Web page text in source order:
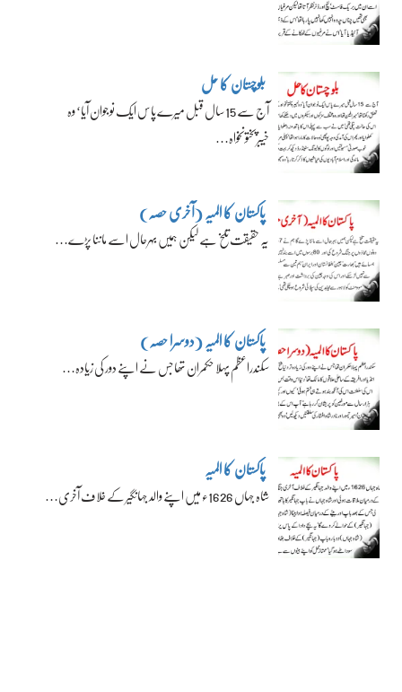
بلوچستان کا حل
آج سے 15 سال قبل میرے پاس ایک نوجوان آیا‘ وہ
خیبرپختونخواہ…
پاکستان کا المیہ (آخری حصہ)
یہ حقیقت تلخ ہے لیکن ہمیں بہرحال اسے ماننا پڑے…
پاکستان کا المیہ (دوسرا حصہ)
سکندراعظم پہلا حکمران تھا جس نے اپنے دور کی زیادہ…
پاکستان کا المیہ
شاہ جہاں 1626ء میں اپنے والد جہانگیر کے خلاف آخری…